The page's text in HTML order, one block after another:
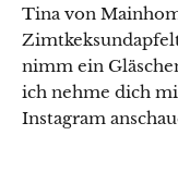
Tina von
nimm ein
ich nehme dich
Instagram